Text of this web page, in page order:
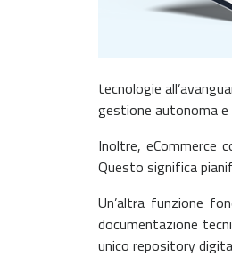
tecnologie
gestione autonoma e
Inoltre, eCommerce
Questo significa
Un’altra funzione
documentazione
unico repository